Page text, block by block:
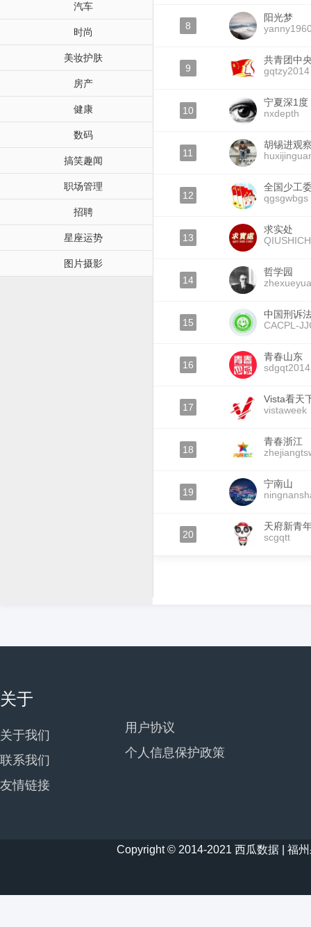
汽车
时尚
美妆护肤
房产
健康
数码
搞笑趣闻
职场管理
招聘
星座运势
图片摄影
8
阳光梦
9
共青团中
gqtzy2014
10
宁夏深1度
nxdepth
11
胡锡进观
12
全国少工
qgsgwbgs
13
求实处
14
哲学园
15
中国刑诉
CACPL-
16
青春山东
sdgqt2014
17
Vista看天
vistaweek
18
青春浙江
19
宁南山
20
天府新青
scgqtt
关于
关于我们
联系我们
友情链接
用户协议
个人信息保护政策
Copyright © 2014-2021 西瓜数据 | 福